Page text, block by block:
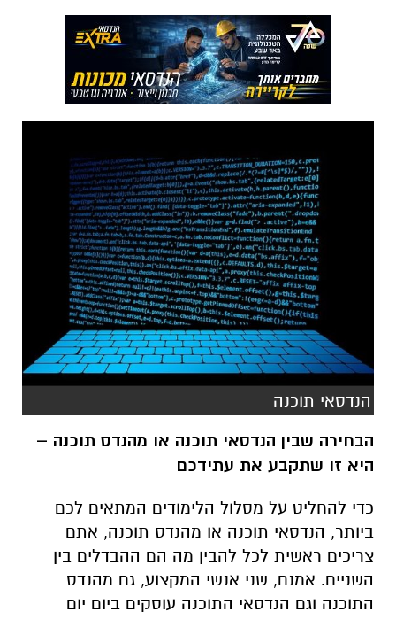
הנדסאי תוכנה
הבחירה שבין הנדסאי תוכנה או מהנדס תוכנה –
היא זו שתקבע את עתידכם
כדי להחליט על מסלול הלימודים המתאים לכם
ביותר, הנדסאי תוכנה או מהנדס תוכנה, אתם
צריכים ראשית לכל להבין מה הם ההבדלים בין
השניים. אמנם, שני אנשי המקצוע, גם מהנדס
התוכנה וגם הנדסאי התוכנה עוסקים ביום יום